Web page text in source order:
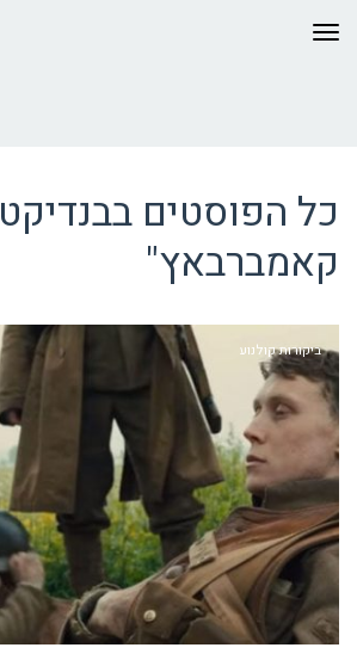
תפריט
כל הפוסטים בבנדיקט
קאמברבאץ"
ביקורות קולנוע